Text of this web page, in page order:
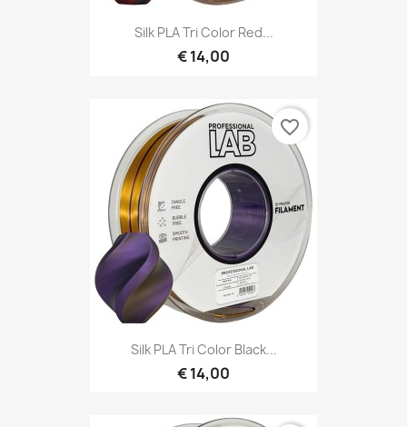
Silk PLA Tri Color Red...
€ 14,00
Silk PLA Tri Color Black...
€ 14,00
favorite_border